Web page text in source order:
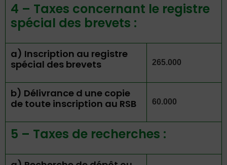
4 – Taxes concernant le registre
spécial des brevets :
a) Inscription au registre
spécial des brevets
265.000
b) Délivrance d une copie
de toute inscription au RSB
60.000
5 – Taxes de recherches :